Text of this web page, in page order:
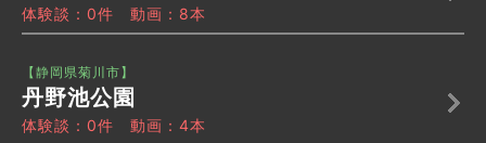
体験談：0件 動画：8本
【静岡県菊川市】
丹野池公園
体験談：0件 動画：4本